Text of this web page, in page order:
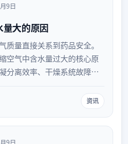
9日
大的原因
质量直接关系到药品安全。
空气中含水量过大的核心原
分离效率、干燥系统故障及
求提供技术参考。
资讯